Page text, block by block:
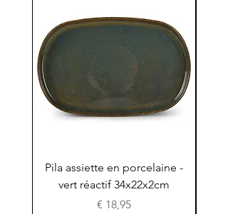
Pila assiette en porcelaine -
vert réactif 34x22x2cm
Prijs
€ 18,95